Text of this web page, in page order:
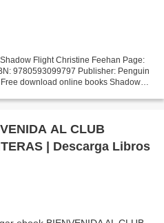
Flight Christine Feehan Page:
9780593099797 Publisher: Penguin
download online books Shadow
AL CLUB
| Descarga Libros